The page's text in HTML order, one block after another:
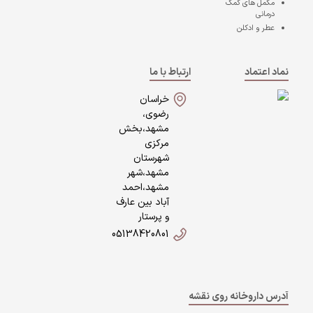
مکمل های کمک
درمانی
عطر و ادکلن
نماد اعتماد
ارتباط با ما
خراسان
رضوی،
مشهد،بخش
مرکزی
شهرستان
مشهد،شهر
مشهد،احمد
آباد بین عارف
و پرستار
05138420801
آدرس داروخانه روی نقشه